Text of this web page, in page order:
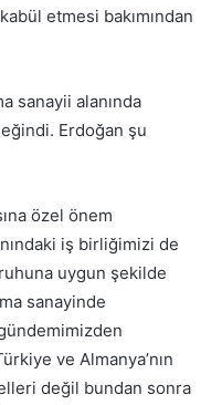
etmesi bakımından
sanayii alanında
Erdoğan şu
özel önem
iş birliğimizi de
uygun şekilde
sanayinde
gündemimizden
ve Almanya’nın
değil bundan sonra